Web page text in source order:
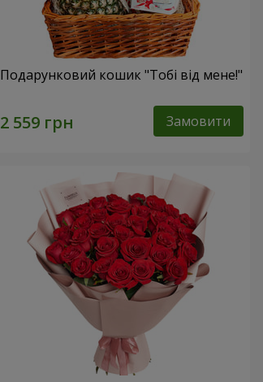
Подарунковий кошик "Тобі від мене!"
Замовити